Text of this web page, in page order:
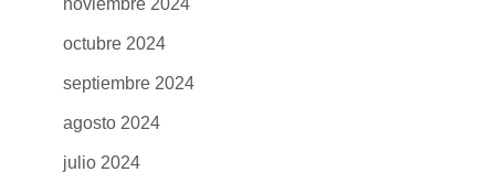
octubre 2024
septiembre 2024
agosto 2024
julio 2024